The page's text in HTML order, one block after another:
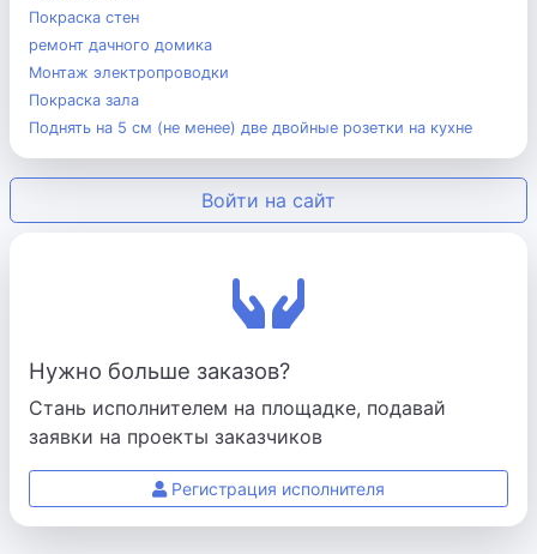
Покраска стен
ремонт дачного домика
Монтаж электропроводки
Покраска зала
Поднять на 5 см (не менее) две двойные розетки на кухне
Войти на сайт
Нужно больше заказов?
Стань исполнителем на площадке, подавай
заявки на проекты заказчиков
Регистрация исполнителя